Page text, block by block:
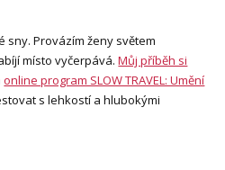
sny. Provázím ženy světem
místo vyčerpává.Můj příběh si
online program SLOW TRAVEL: Umění
s lehkostí a hlubokými